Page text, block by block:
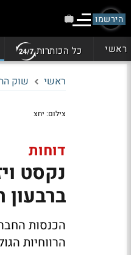
הירשמו
ראשי כל הכותרות
ראשי שוק
צילום: יחצ
דוחות
ברבעון
הרווחיות הגולמית עלתה ל-